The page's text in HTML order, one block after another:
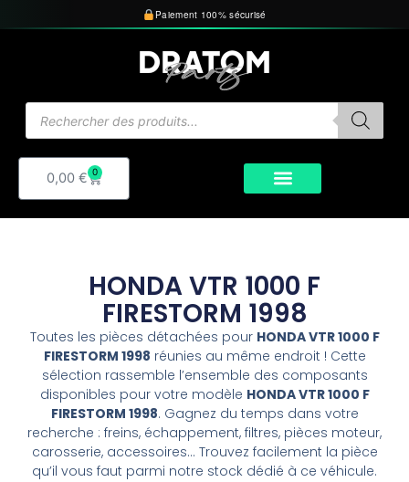
au
Paiement 100% sécurisé
de
0,00 € 0
Panier
HONDA VTR 1000 F
FIRESTORM 1998
Toutes les pièces détachées pour HONDA VTR 1000 F
FIRESTORM 1998 réunies au même endroit ! Cette
sélection rassemble l’ensemble des composants
disponibles pour votre modèle HONDA VTR 1000 F
FIRESTORM 1998. Gagnez du temps dans votre
recherche : freins, échappement, filtres, pièces moteur,
carosserie, accessoires… Trouvez facilement la pièce
qu’il vous faut parmi notre stock dédié à ce véhicule.